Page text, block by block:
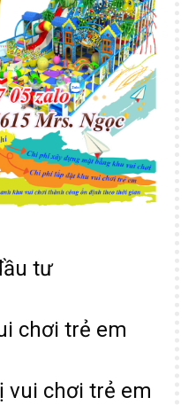
tư
chơi trẻ em
vui chơi trẻ em